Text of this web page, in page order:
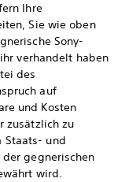
Ihre
Sie wie oben
Sony-
verhandelt haben
des
auf
und Kosten
zusätzlich zu
Staats- und
gegnerischen
wird.